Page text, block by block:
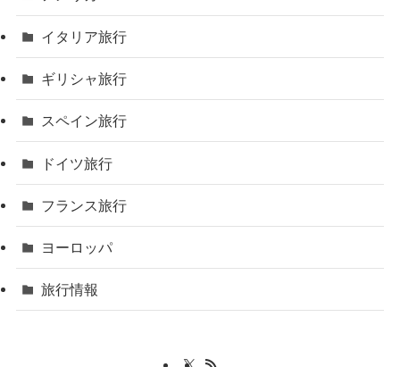
イタリア旅行
ギリシャ旅行
スペイン旅行
ドイツ旅行
フランス旅行
ヨーロッパ
旅行情報